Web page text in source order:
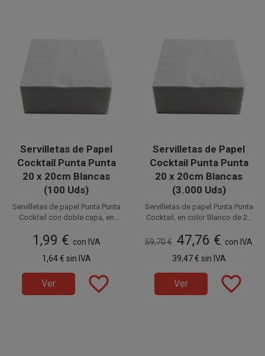
Servilletas de Papel
Cocktail Punta Punta
20 x 20cm Blancas
(100 Uds)
Servilletas de papel Punta Punta
Cocktail con doble capa, en
10 cm plegadas). Ideales para
Degustaciones, Catering,
Fiestas, Restaurantes,
suaves e higiénicas.
paquetes de 100 unidades.
1,99 € con IVA
1,64 € sin IVA
Ver favorite_border
Servilletas de Papel
Cocktail Punta Punta
20 x 20cm Blancas
(3.000 Uds)
Servilletas de papel Punta Punta
Cocktail, en color Blanco de 20
Ideales para Degustaciones,
Catering, Fiestas, Restaurantes,
Hostelería y Eventos. Prácticas,
de 3.000 unidades, distribuidas
unidades.
59,70 € 47,76 € con IVA
39,47 € sin IVA
Ver favorite_border